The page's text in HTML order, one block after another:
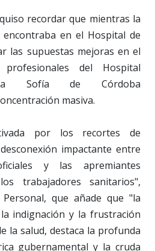
recordar que mientras la
encontraba en el Hospital de
las supuestas mejoras en el
del Hospital
Sofía de Córdoba
masiva.
por los recortes de
impactante entre
y las apremiantes
trabajadores sanitarios",
que añade que "la
indignación y la frustración
la salud, destaca la profunda
gubernamental y la cruda